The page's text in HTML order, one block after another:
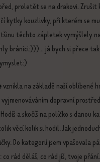
proletět se na drakovi. Zrušit
kytky kouzlivky, při kterém se
těchto zápletek vymýšlely
bránici:)))... já bych si přece
vznikla na základě naší oblíbené
dopravní
a skočíš na políčko s danou
věcí kolik si hodil. Jak
Do kategorií jsem vpašovala
rád děláš, co rád jíš, tvoje